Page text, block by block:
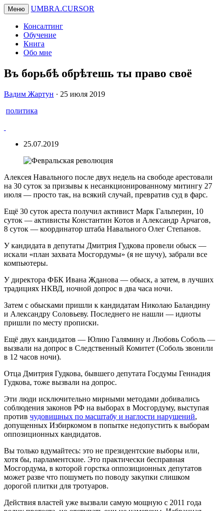
Меню UMBRA.CURSOR
Консалтинг
Обучение
Книга
Обо мне
Въ борьбѣ обрѣтешь ты право своё
Вадим
Вадим Жартун · 25 июля 2019
политика
25.07.2019
Алексея Навального после двух недель на свободе арестовали
на 30 суток за призывы к несанкционированному митингу 27
июля — просто так, на всякий случай, превратив суд в фарс.
Ещё 30 суток ареста получил активист Марк Гальперин, 10
суток — активисты Константин Котов и Александр Арчагов,
8 суток — координатор штаба Навального Олег Степанов.
У кандидата в депутаты Дмитрия Гудкова провели обыск —
искали «план захвата Мосгордумы» (я не шучу), забрали все
компьютеры.
У директора ФБК Ивана Жданова — обыск, а затем, в лучших
традициях НКВД, ночной допрос в два часа ночи.
Затем с обысками пришли к кандидатам Николаю Баландину
и Александру Соловьеву. Последнего не нашли — идиоты
пришли по месту прописки.
Ещё двух кандидатов — Юлию Галямину и Любовь Соболь —
вызвали на допрос в Следственный Комитет (Соболь звонили
в 12 часов ночи).
Отца Дмитрия Гудкова, бывшего депутата Госдумы Геннадия
Гудкова, тоже вызвали на допрос.
Эти люди исключительно мирными методами добивались
соблюдения законов РФ на выборах в Мосгордуму, выступая
против чудовищных по масштабу и наглости нарушений,
допущенных Избиркомом в попытке недопустить к выборам
оппозиционных кандидатов.
Вы только вдумайтесь: это не президентские выборы или,
хотя бы, парламентские. Это практически бесправная
Мосгордума, в которой горстка оппозиционных депутатов
может разве что пошуметь по поводу закупки слишком
дорогой плитки для тротуаров.
Действия властей уже вызвали самую мощную с 2011 года